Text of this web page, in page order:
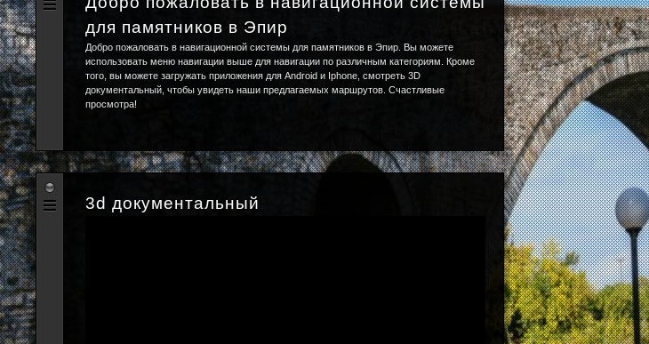
для памятников в Эпир
Добро пожаловать в навигационной системы для памятников в Эпир. Вы можете
использовать меню навигации выше для навигации по различным категориям. Кроме
того, вы можете загружать приложения для Android и Iphone, смотреть 3D
документальный, чтобы увидеть наши предлагаемых маршрутов. Счастливые
просмотра!
3d документальный